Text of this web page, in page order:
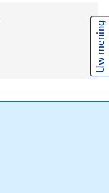
Uw mening